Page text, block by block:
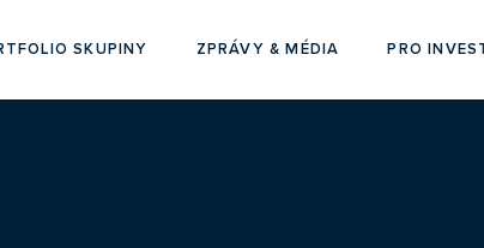
SKUPINY ZPRÁVY & MÉDIA PRO